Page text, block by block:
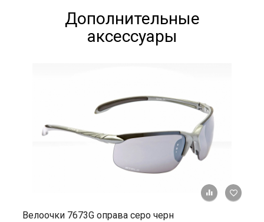
Дополнительные
аксессуары
+ К
Велоочки 7673G оправа серо черн